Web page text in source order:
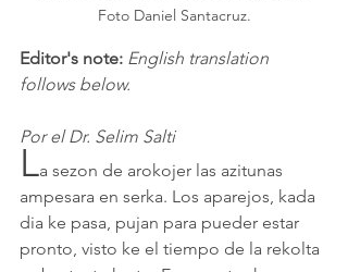
Foto Daniel Santacruz.
Editor's note: English translation
follows below.
Por el Dr. Selim Salti
La sezon de arokojer las azitunas
ampesara en serka. Los aparejos, kada
dia ke pasa, pujan para pueder estar
pronto, visto ke el tiempo de la rekolta